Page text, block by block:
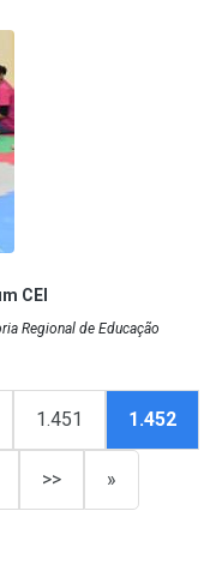
CEI
Regional de Educação
1.451 1.452
>> »